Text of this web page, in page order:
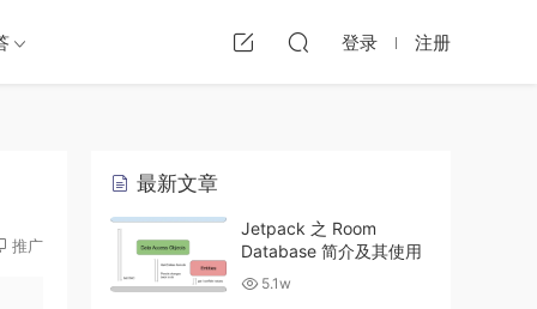
登录 注册
推广
最新文章
Jetpack 之 Room
Database 简介及其使用
5.1w